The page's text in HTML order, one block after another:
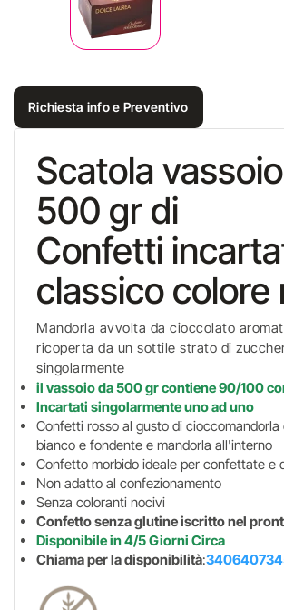
Richiesta info e Preventivo
Scatola
500 gr di
Confetti
classico colore
Mandorla avvolta da cioccolato
ricoperta da un sottile strato di
singolarmente
il vassoio da 500 gr contiene 90/100
Incartati singolarmente uno ad uno
Confetti rosso al gusto di
bianco e fondente e mandorla all'interno
Confetto morbido ideale per confettate e
Non adatto al confezionamento
Senza coloranti nocivi
Confetto senza glutine iscritto nel
Disponibile in 4/5 Giorni Circa
Chiama per la disponibilità: